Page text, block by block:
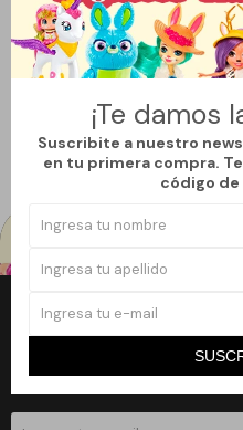
¡Te damos
Suscribite a nuestro
en tu primera compra.
código
Llega
HOY
Llega en 2 hs
TUTOR MARGARITA X10
390
¡Suscribite a nuestro newsletter